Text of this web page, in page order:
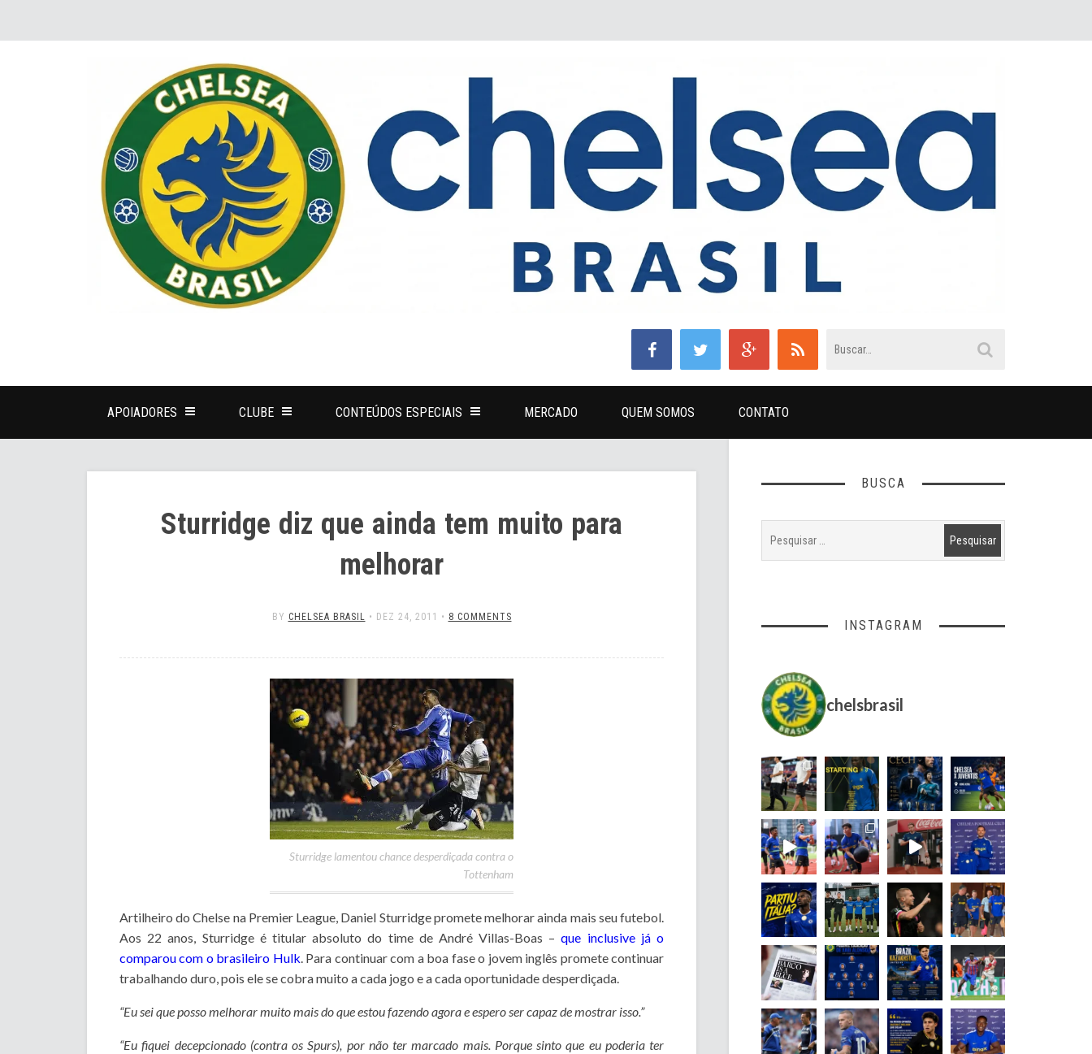
APOIADORES CLUBE CONTEÚDOS ESPECIAIS MERCADO QUEM SOMOS CONTATO
Sturridge diz que ainda tem muito para
melhorar
BY CHELSEA BRASIL • DEZ 24, 2011 • 8 COMMENTS
Sturridge lamentou chance desperdiçada contra o
Tottenham
Artilheiro do Chelse na Premier League, Daniel Sturridge promete melhorar ainda mais seu futebol.
Aos 22 anos, Sturridge é titular absoluto do time de André Villas-Boas –que inclusive já o
comparou com o brasileiro Hulk. Para continuar com a boa fase o jovem inglês promete continuar
trabalhando duro, pois ele se cobra muito a cada jogo e a cada oportunidade desperdiçada.
“Eu sei que posso melhorar muito mais do que estou fazendo agora e espero ser capaz de mostrar isso.”
“Eu fiquei decepcionado (contra os Spurs), por não ter marcado mais. Porque sinto que eu poderia ter
BUSCA
INSTAGRAM
chelsbrasil